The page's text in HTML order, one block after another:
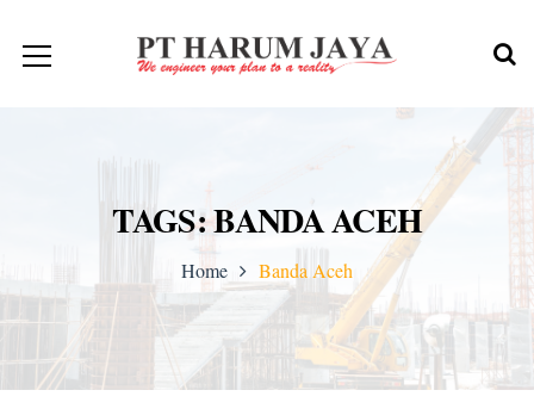
TAGS: BANDA ACEH
Home Banda Aceh